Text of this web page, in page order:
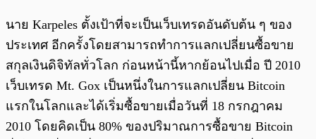
นาย Karpeles ตั้งเป้าที่จะเป็นเว็บเทรดอันดับต้น ๆ ของ
ประเทศ อีกครั้งโดยสามารถทำการแลกเปลี่ยนซื้อขาย
สกุลเงินดิจิทัลทั่วโลก ก่อนหน้านี้หากย้อนไปเมื่อ ปี 2010
เว็บเทรด Mt. Gox เป็นหนึ่งในการแลกเปลี่ยน Bitcoin
แรกในโลกและได้เริ่มซื้อขายเมื่อวันที่ 18 กรกฎาคม
2010 โดยคิดเป็น 80% ของปริมาณการซื้อขาย Bitcoin